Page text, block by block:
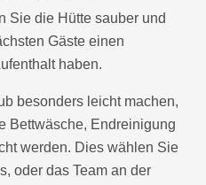
Sie die Hütte sauber und
Gäste einen
haben.
besonders leicht machen,
Bettwäsche, Endreinigung
werden. Dies wählen Sie
oder das Team an der